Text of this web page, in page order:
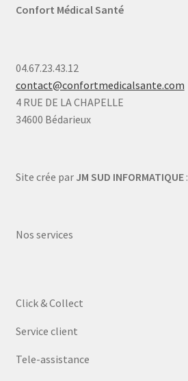
Confort Médical Santé
04.67.23.43.12
contact@confortmedicalsante.com
4 RUE DE LA CHAPELLE
34600 Bédarieux
Site crée par JM SUD INFORMATIQUE:
Nos services
Click & Collect
Service client
Tele-assistance